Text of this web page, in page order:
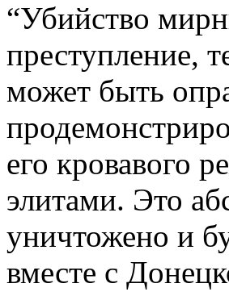
“Убийство
преступление,
может быть
его кровавого
элитами. Это
уничтожено и
вместе с